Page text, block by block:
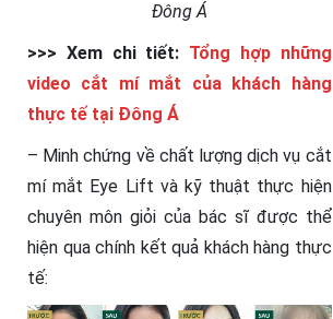
Đông Á
>>> Xem chi tiết: Tổng hợp những
video cắt mí mắt của khách hàng
thực tế tại Đông Á
– Minh chứng về chất lượng dịch vụ cắt
mí mắt Eye Lift và kỹ thuật thực hiện
chuyên môn giỏi của bác sĩ được thể
hiện qua chính kết quả khách hàng thực
tế: